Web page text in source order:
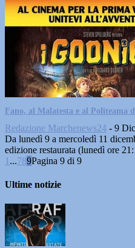
Fano, al Malatesta e al Politeama
Redazione Marchenews24 - 9
Da lunedì 9 a mercoledì 11
edizione restaurata (lunedì ore
1 ...789Pagina 9 di 9
Ultime notizie